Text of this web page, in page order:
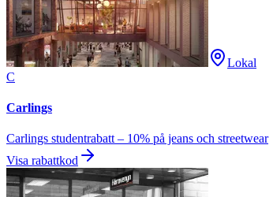
Lokal
C
Carlings
Carlings studentrabatt – 10% på jeans och streetwear
Visa rabattkod